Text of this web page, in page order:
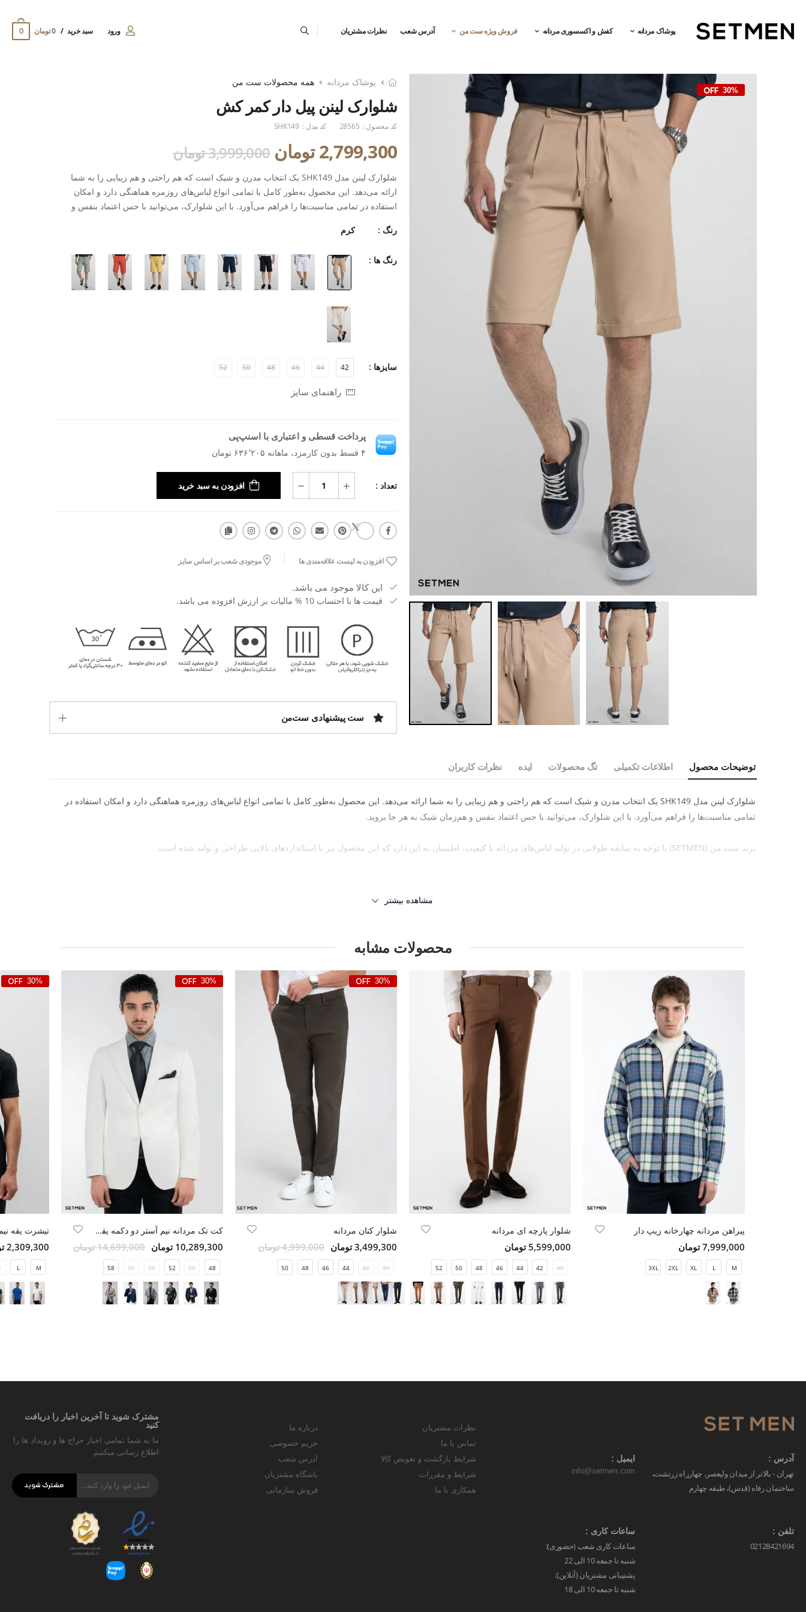
پوشاک مردانه کفش و اکسسوری مردانه فروش ویژه ست من آدرس شعب نظرات مشتریان ورود سبد خرید 0 تومان 0
30%
پوشاک مردانه همه محصولات ست من
شلوارک لینن پیل دار کمر کش
کد محصول : 28565 کد مدل : SHK149
2,799,300 تومان 3,999,000 تومان
شلوارک لینن مدل SHK149 یک انتخاب مدرن و شیک است که هم راحتی و هم زیبایی را به شما
ارائه می‌دهد. این محصول به‌طور کامل با تمامی انواع لباس‌های روزمره هماهنگی دارد و امکان
استفاده در تمامی مناسبت‌ها را فراهم می‌آورد. با این شلوارک، می‌توانید با حس اعتماد بنفس و
این دارد که این محصول نیز با استانداردهای بالایی طراحی و تولید شده است.
رنگ : کرم
رنگ ها :
سایزها : 42
44
46
48
50
52
راهنمای سایز
پرداخت قسطی و اعتباری با اسنپ‌پی
۴ قسط بدون کارمزد، ماهانه ۶۳۶٬۲۰۵ تومان
تعداد : افزودن به سبد خرید
افزودن به لیست علاقه‌مندی ها موجودی شعب بر اساس سایز
این کالا موجود می باشد.
قیمت ها با احتساب 10 % مالیات بر ارزش افزوده می باشد.
ست پیشنهادی ست‌من
توضیحات محصول اطلاعات تکمیلی تگ محصولات ایده نظرات کاربران
شلوارک لینن مدل SHK149 یک انتخاب مدرن و شیک است که هم راحتی و هم زیبایی را به شما ارائه می‌دهد. این محصول به‌طور کامل با تمامی انواع لباس‌های روزمره هماهنگی دارد و امکان استفاده در
تمامی مناسبت‌ها را فراهم می‌آورد. با این شلوارک، می‌توانید با حس اعتماد بنفس و هم‌زمان شیک به هر جا بروید.
برند ست من (SETMEN) با توجه به سابقه طولانی در تولید لباس‌های مردانه با کیفیت، اطمینان به این دارد که این محصول نیز با استانداردهای بالایی طراحی و تولید شده است.
مشاهده بیشتر
محصولات مشابه
پیراهن مردانه چهارخانه زیپ دار
7,999,000 تومان
M
L
XL
2XL
3XL
شلوار پارچه ای مردانه
5,599,000 تومان
40
42
44
46
48
50
52
30%
شلوار کتان مردانه
3,499,300 تومان 4,999,000 تومان
40
42
44
46
48
50
30%
کت تک مردانه نیم آستر دو دکمه یقه ایتالیایی
10,289,300 تومان 14,699,000 تومان
48
50
52
54
56
58
30%
تیشرت یقه
2,309,300 تومان
M
L
آدرس :
تهران - بالاتر از میدان ولیعصر، چهارراه زرتشت،
ساختمان رفاه (قدس)، طبقه چهارم
ایمیل :
info@setmen.com
تلفن :
02128421694
ساعات کاری :
ساعات کاری شعب (حضوری):
شنبه تا جمعه 10 الی 22
پشتیبانی مشتریان (آنلاین):
شنبه تا جمعه 10 الی 18
نظرات مشتریان
تماس با ما
شرایط بازگشت و تعویض کالا
شرایط و مقررات
همکاری با ما
درباره ما
حریم خصوصی
آدرس شعب
باشگاه مشتریان
فروش سازمانی
مشترک شوید تا آخرین اخبار را دریافت
کنید
ما به شما تمامی اخبار حراج ها و رویداد ها را
اطلاع رسانی میکنیم.
مشترک شوید